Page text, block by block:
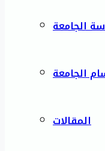
الجامعة
الجامعة
المقالات